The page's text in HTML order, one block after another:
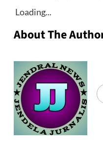
Loading...
About The